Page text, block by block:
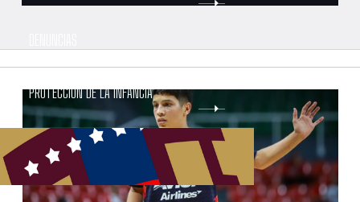
PROTECCIÓN DE LA INFANCIA